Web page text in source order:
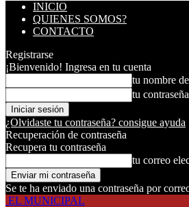
INICIO
QUIENES SOMOS?
CONTACTO
Registrarse
¡Bienvenido! Ingresa en tu cuenta
tu nombre
tu contraseña
¿Olvidaste tu contraseña? consigue ayuda
Recuperación de contraseña
Recupera tu contraseña
tu correo
Se te ha enviado una contraseña por
EL MUNICIPAL